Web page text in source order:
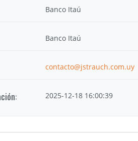
Banco Itaú
Banco Itaú
contacto@jstrauch.com.uy
2025-12-18 16:00:39